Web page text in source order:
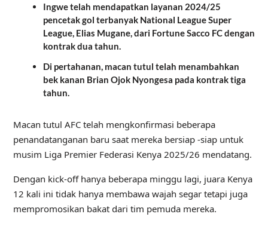
Ingwe telah mendapatkan layanan 2024/25
pencetak gol terbanyak National League Super
League, Elias Mugane, dari Fortune Sacco FC dengan
kontrak dua tahun.
Di pertahanan, macan tutul telah menambahkan
bek kanan Brian Ojok Nyongesa pada kontrak tiga
tahun.
Macan tutul AFC telah mengkonfirmasi beberapa
penandatanganan baru saat mereka bersiap -siap untuk
musim Liga Premier Federasi Kenya 2025/26 mendatang.
Dengan kick-off hanya beberapa minggu lagi, juara Kenya
12 kali ini tidak hanya membawa wajah segar tetapi juga
mempromosikan bakat dari tim pemuda mereka.